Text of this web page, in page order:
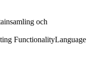
och
FunctionalityLanguage